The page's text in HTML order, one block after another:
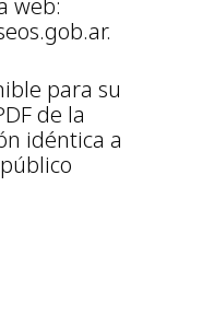
web:
para su
de la
idéntica a